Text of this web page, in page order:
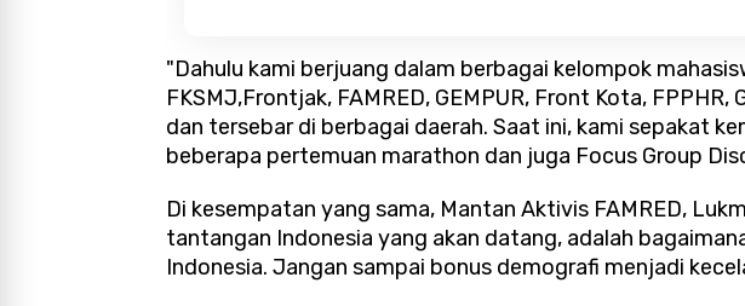
"Dahulu kami berjuang dalam berbagai kelompok
FKSMJ,Frontjak, FAMRED, GEMPUR, Front Kota, FPPHR,
dan tersebar di berbagai daerah. Saat ini, kami sepakat
beberapa pertemuan marathon dan juga Focus Group
Di kesempatan yang sama, Mantan Aktivis FAMRED,
tantangan Indonesia yang akan datang, adalah
Indonesia. Jangan sampai bonus demografi menjadi